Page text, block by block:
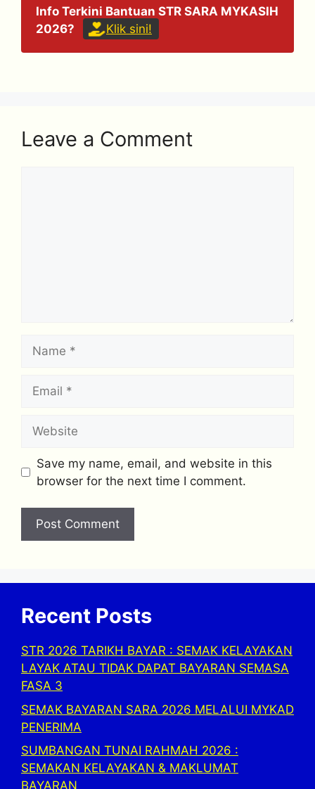
Info Terkini Bantuan STR SARA MYKASIH
2026?
Klik sini!
Leave a Comment
Save my name, email, and website in this
browser for the next time I comment.
Recent Posts
STR 2026 TARIKH BAYAR : SEMAK KELAYAKAN
LAYAK ATAU TIDAK DAPAT BAYARAN SEMASA
FASA 3
SEMAK BAYARAN SARA 2026 MELALUI MYKAD
PENERIMA
SUMBANGAN TUNAI RAHMAH 2026 :
SEMAKAN KELAYAKAN & MAKLUMAT
BAYARAN